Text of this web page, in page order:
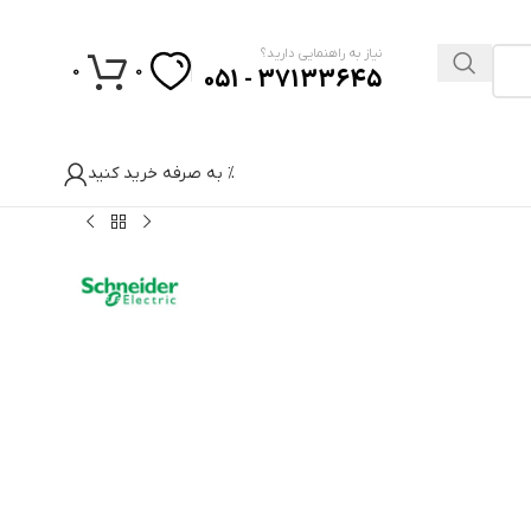
نیاز به راهنمایی دارید؟
37133645 - 051
0
0
% به صرفه خرید کنید